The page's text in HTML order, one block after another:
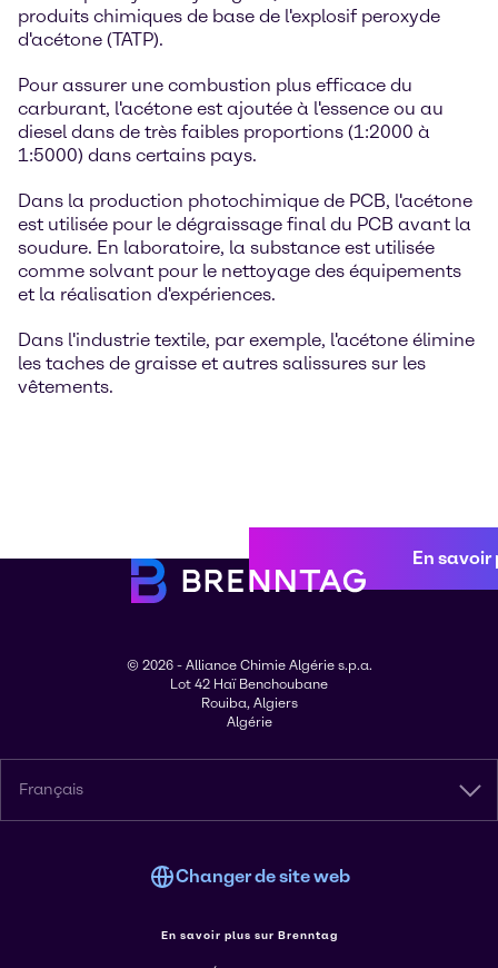
produits chimiques de base de l'explosif peroxyde
d'acétone (TATP).
Pour assurer une combustion plus efficace du
carburant, l'acétone est ajoutée à l'essence ou au
diesel dans de très faibles proportions (1:2000 à
1:5000) dans certains pays.
Dans la production photochimique de PCB, l'acétone
est utilisée pour le dégraissage final du PCB avant la
soudure. En laboratoire, la substance est utilisée
comme solvant pour le nettoyage des équipements
et la réalisation d'expériences.
Dans l'industrie textile, par exemple, l'acétone élimine
les taches de graisse et autres salissures sur les
vêtements.
En savoir
© 2026 - Alliance Chimie Algérie s.p.a.
Lot 42 Haï Benchoubane
Rouiba, Algiers
Algérie
Français
Changer de site web
En savoir plus sur Brenntag